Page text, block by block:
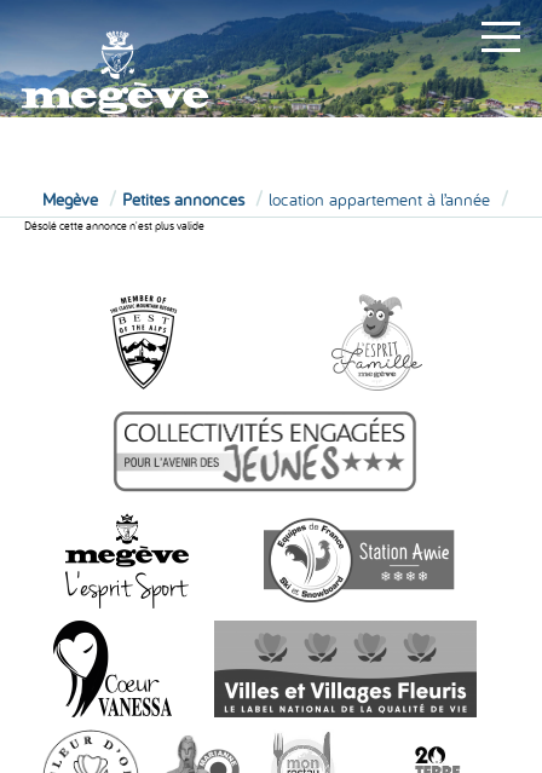
Megève Petites annonces location appartement à l’année
Désolé cette annonce n'est plus valide